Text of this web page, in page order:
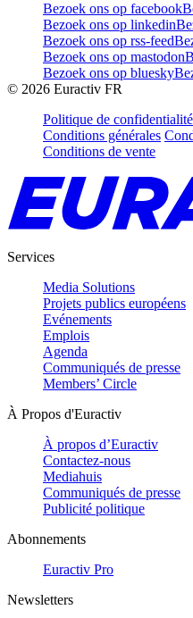
Bezoek ons op facebook
Bezoek ons op linkedin
Bezoek ons op rss-feed
Bezoek ons op mastodon
Bezoek ons op bluesky
© 2026 Euractiv FR
Politique de confidentialité
Conditions générales
Conditions de vente
Services
Media Solutions
Projets publics européens
Evénements
Emplois
Agenda
Communiqués de presse
Members’ Circle
À Propos d'Euractiv
À propos d’Euractiv
Contactez-nous
Mediahuis
Communiqués de presse
Publicité politique
Abonnements
Euractiv Pro
Newsletters